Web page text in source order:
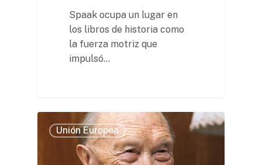
Spaak ocupa un lugar en
los libros de historia como
la fuerza motriz que
impulsó…
Unión Europea